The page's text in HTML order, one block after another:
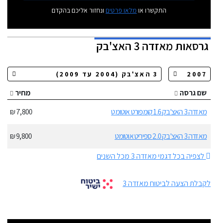
התקשרו או מלאו פרטים ונחזור אליכם בהקדם
גרסאותמאזדה 3 האצ'בק
שם גרסה
מחיר
מאזדה 3 האצ'בק 1.6 קומפורט אוטומט
7,800 ₪
מאזדה 3 האצ'בק 2.0 ספיריט אוטומט
9,800 ₪
לצפיה בכל דגמי מאזדה 3 מכל השנים
לקבלת הצעה לביטוח מאזדה 3